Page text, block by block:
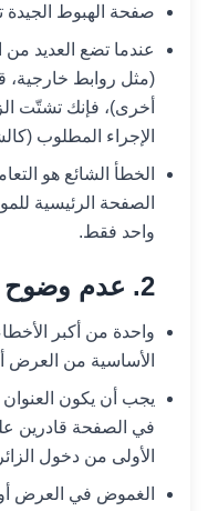
صفحة الهبوط الجيدة
عندما تضع العديد من
(مثل روابط خارجية،
أخرى)، فإنك تشتّت
الإجراء المطلوب
الخطأ الشائع هو
الصفحة الرئيسية
واحد فقط.
2. عدم وضوح الرسالة التسويقية
واحدة من أكبر
الأساسية من العرض
يجب أن يكون العنوان
في الصفحة قادرين
الأولى من دخول
الغموض في العرض